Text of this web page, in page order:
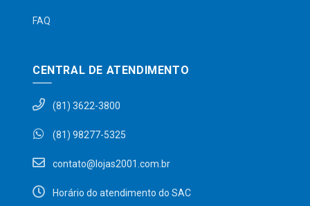
FAQ
CENTRAL DE ATENDIMENTO
(81) 3622-3800
(81) 98277-5325
contato@lojas2001.com.br
Horário do atendimento do SAC